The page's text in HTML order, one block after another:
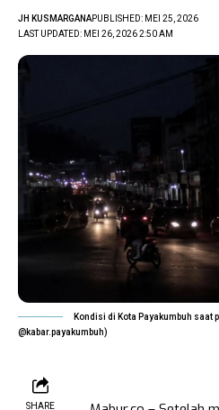
LAST UPDATED: MEI 26, 2026 2:50 AM
JH KUSMARGANAPUBLISHED: MEI 25, 2026
Kondisi di Kota Payakumbuh saat
@kabar.payakumbuh)
SHARE